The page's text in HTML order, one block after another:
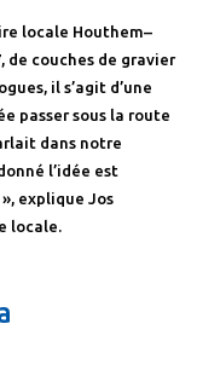
locale Houthem–
de couches de gravier
il s’agit d’une
passer sous la route
dans notre
l’idée est
explique Jos
locale.